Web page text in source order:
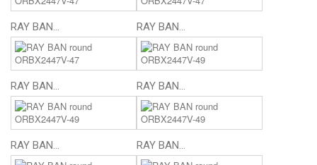
RAY BAN... RAY BAN...
RAY BAN... RAY BAN...
RAY BAN... RAY BAN...